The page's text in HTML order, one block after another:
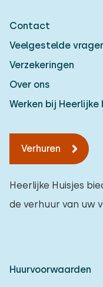
Contact
Veelgestelde
Verzekeringen
Over ons
Werken bij Heerlijke
Verhuren
Heerlijke Huisjes
de verhuur van uw
Huurvoorwaarden